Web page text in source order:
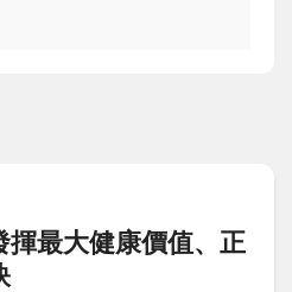
揮最大健康價值、正